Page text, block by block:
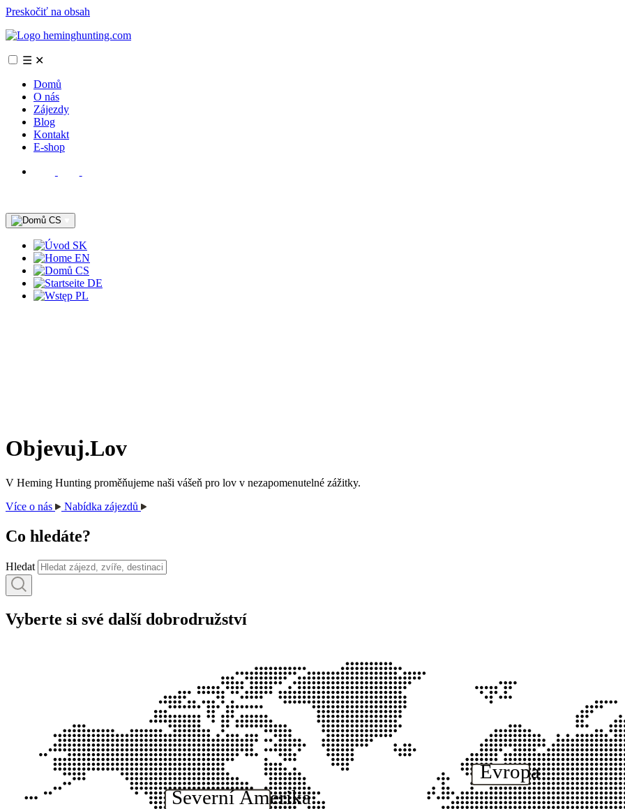
Preskočiť na obsah
☰ ✕
Domů
O nás
Zájezdy
Blog
Kontakt
E-shop
CS
SK
EN
CS
DE
PL
Objevuj.Lov
V Heming Hunting proměňujeme naši vášeň pro lov v nezapomenutelné zážitky.
Více o nás
Nabídka zájezdů
Co hledáte?
Hledat
Vyberte si své další dobrodružství
Severní Amerika
Evropa